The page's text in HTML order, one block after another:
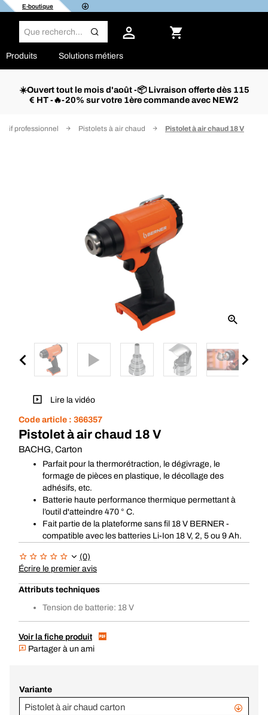
E-boutique
Produits Solutions métiers
☀️Ouvert tout le mois d'août -📦 Livraison offerte dès 115
€ HT -🔥-20% sur votre 1ère commande avec NEW2
professionnel Pistolets à air chaud Pistolet à air chaud 18 V
Lire la vidéo
Code article : 366357
Pistolet à air chaud 18 V
BACHG, Carton
Parfait pour la thermorétraction, le dégivrage, le
formage de pièces en plastique, le décollage des
adhésifs, etc.
Batterie haute performance thermique permettant à
l’outil d'atteindre 470 ° C.
Fait partie de la plateforme sans fil 18 V BERNER -
compatible avec les batteries Li-Ion 18 V, 2, 5 ou 9 Ah.
(0)
Écrire le premier avis
Attributs techniques
Tension de batterie: 18 V
Voir la fiche produit
Partager à un ami
Variante
Pistolet à air chaud carton